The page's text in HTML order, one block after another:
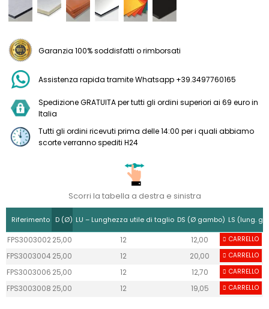
Garanzia 100% soddisfatti o rimborsati
Assistenza rapida tramite Whatsapp +39.3497760165
Spedizione GRATUITA per tutti gli ordini superiori ai 69 euro in
Italia
Tutti gli ordini ricevuti prima delle 14:00 per i quali abbiamo
scorte verranno spediti H24
Scorri la tabella a destra e sinistra
Riferimento D (Ø) LU – Lunghezza utile di taglio DS (Ø gambo) LS (lung.
FPS3003002 25,00 12 12,00 45
CARRELLO
FPS3003004 25,00 12 20,00 50
CARRELLO
FPS3003006 25,00 12 12,70 45
CARRELLO
FPS3003008 25,00 12 19,05 50
CARRELLO